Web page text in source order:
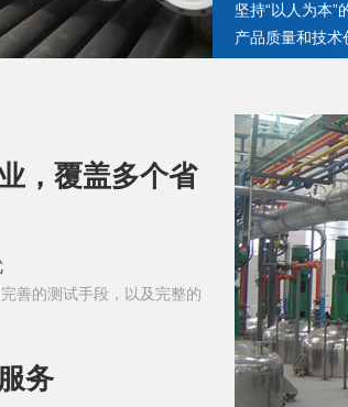
坚持“以人为本
产品质量和技术
，覆盖多个省
善的测试手段，以及完整的
务